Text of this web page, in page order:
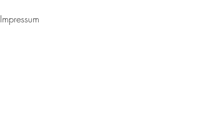
Impressum